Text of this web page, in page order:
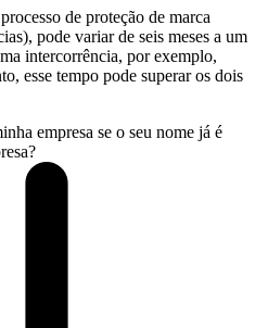
de proteção de marca
pode variar de seis meses a um
intercorrência, por exemplo,
esse tempo pode superar os dois
empresa se o seu nome já é